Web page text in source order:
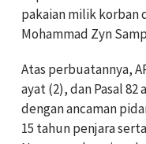
pakaian milik korban
Mohammad Zyn
Atas perbuatannya,
ayat (2), dan Pasal
dengan ancaman
15 tahun penjara